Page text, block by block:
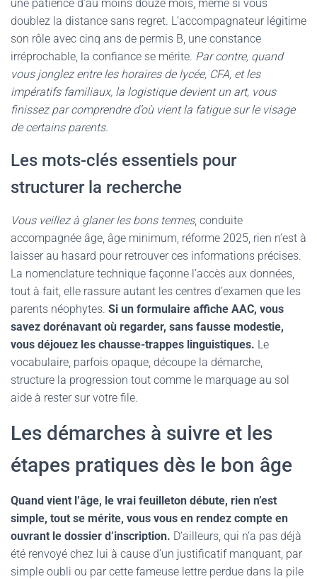
une patience d’au moins douze mois, même si vous
doublez la distance sans regret. L’accompagnateur légitime
son rôle avec cinq ans de permis B, une constance
irréprochable, la confiance se mérite. Par contre, quand
vous jonglez entre les horaires de lycée, CFA, et les
impératifs familiaux, la logistique devient un art, vous
finissez par comprendre d’où vient la fatigue sur le visage
de certains parents.
Les mots-clés essentiels pour
structurer la recherche
Vous veillez à glaner les bons termes, conduite
accompagnée âge, âge minimum, réforme 2025, rien n’est à
laisser au hasard pour retrouver ces informations précises.
La nomenclature technique façonne l’accès aux données,
tout à fait, elle rassure autant les centres d’examen que les
parents néophytes. Si un formulaire affiche AAC, vous
savez dorénavant où regarder, sans fausse modestie,
vous déjouez les chausse-trappes linguistiques. Le
vocabulaire, parfois opaque, découpe la démarche,
structure la progression tout comme le marquage au sol
aide à rester sur votre file.
Les démarches à suivre et les
étapes pratiques dès le bon âge
Quand vient l’âge, le vrai feuilleton débute, rien n’est
simple, tout se mérite, vous vous en rendez compte en
ouvrant le dossier d’inscription. D’ailleurs, qui n’a pas déjà
été renvoyé chez lui à cause d’un justificatif manquant, par
simple oubli ou par cette fameuse lettre perdue dans la pile